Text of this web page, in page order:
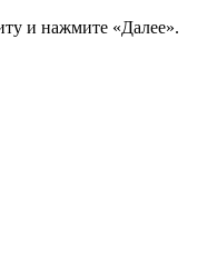
и нажмите «Далее».